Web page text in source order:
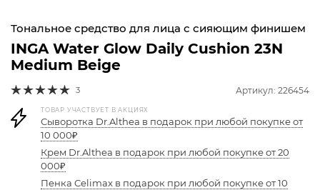
Тональное средство для лица с сияющим финишем
INGA Water Glow Daily Cushion 23N
Medium Beige
3 Артикул: 226454
ТОВАР УЧАСТВУЕТ В АКЦИЯХ
Сыворотка Dr.Althea в подарок при любой покупке от
10 000₽
Крем Dr.Althea в подарок при любой покупке от 20
000₽
Пенка Celimax в подарок при любой покупке от 10